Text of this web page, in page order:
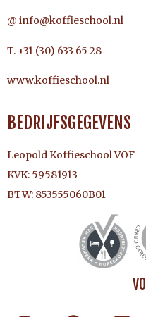
@ info@koffieschool.nl
T. +31 (30) 633 65 28
www.koffieschool.nl
BEDRIJFSGEGEVENS
Leopold Koffieschool VOF
KVK: 59581913
BTW: 853555060B01